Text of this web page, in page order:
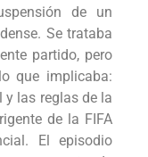
de un
Se trataba
partido, pero
que implicaba:
y las reglas de la
de la FIFA
El episodio